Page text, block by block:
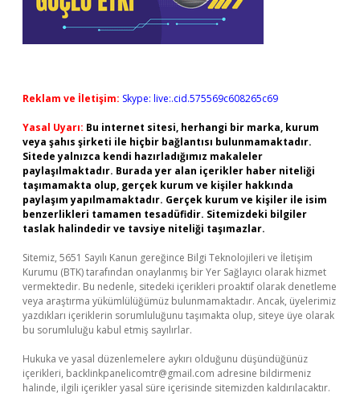
Reklam ve İletişim: Skype: live:.cid.575569c608265c69
Yasal Uyarı: Bu internet sitesi, herhangi bir marka, kurum
veya şahıs şirketi ile hiçbir bağlantısı bulunmamaktadır.
Sitede yalnızca kendi hazırladığımız makaleler
paylaşılmaktadır. Burada yer alan içerikler haber niteliği
taşımamakta olup, gerçek kurum ve kişiler hakkında
paylaşım yapılmamaktadır. Gerçek kurum ve kişiler ile isim
benzerlikleri tamamen tesadüfidir. Sitemizdeki bilgiler
taslak halindedir ve tavsiye niteliği taşımazlar.
Sitemiz, 5651 Sayılı Kanun gereğince Bilgi Teknolojileri ve İletişim
Kurumu (BTK) tarafından onaylanmış bir Yer Sağlayıcı olarak hizmet
vermektedir. Bu nedenle, sitedeki içerikleri proaktif olarak denetleme
veya araştırma yükümlülüğümüz bulunmamaktadır. Ancak, üyelerimiz
yazdıkları içeriklerin sorumluluğunu taşımakta olup, siteye üye olarak
bu sorumluluğu kabul etmiş sayılırlar.
Hukuka ve yasal düzenlemelere aykırı olduğunu düşündüğünüz
içerikleri, backlinkpanelicomtr@gmail.com adresine bildirmeniz
halinde, ilgili içerikler yasal süre içerisinde sitemizden kaldırılacaktır.